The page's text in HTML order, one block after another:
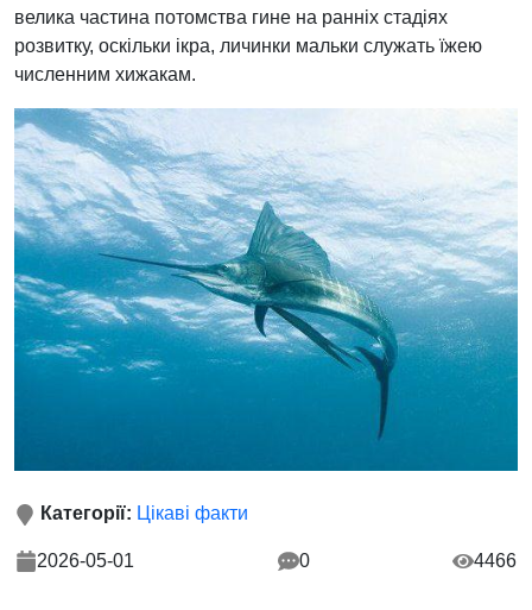
велика частина потомства гине на ранніх стадіях
розвитку, оскільки ікра, личинки мальки служать їжею
численним хижакам.
Категорії: Цікаві факти
2026-05-01 0 4466